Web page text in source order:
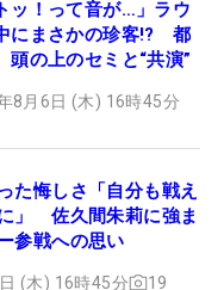
ッ！って音が…」ラウ
にまさかの珍客!? 都
頭の上のセミと“共演”
8月6日 (木) 16時45分
た悔しさ「自分も戦え
」 佐久間朱莉に強ま
参戦への思い
(木) 16時45分 19